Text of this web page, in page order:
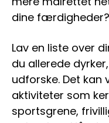
dine
Lav en liste over
du allerede
udforske. Det
aktiviteter som
sportsgrene,